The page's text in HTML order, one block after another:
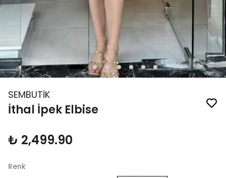
SEMBUTİK
İthal İpek Elbise
₺ 2,499.90
Renk